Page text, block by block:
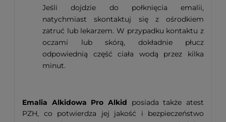
Jeśli dojdzie do połknięcia emalii,
natychmiast skontaktuj się z ośrodkiem
zatruć lub lekarzem. W przypadku kontaktu z
oczami lub skórą, dokładnie płucz
odpowiednią część ciała wodą przez kilka
minut.
Emalia Alkidowa Pro Alkid posiada także atest
PZH, co potwierdza jej jakość i bezpieczeństwo